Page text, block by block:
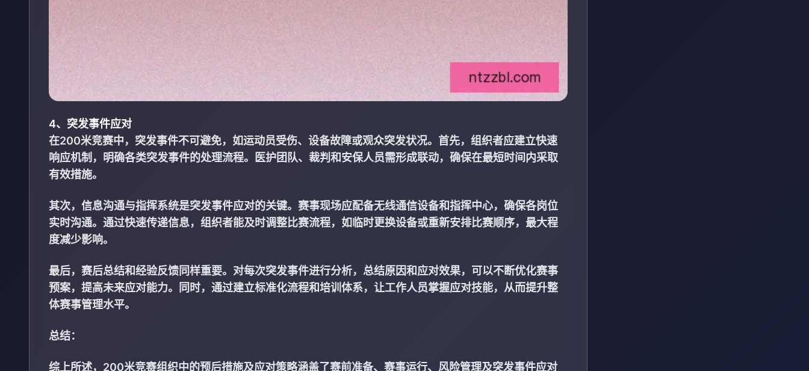
4、突发事件应对
在200米竞赛中，突发事件不可避免，如运动员受伤、设备故障或观众突发状况。首先，组织者应建立快速
响应机制，明确各类突发事件的处理流程。医护团队、裁判和安保人员需形成联动，确保在最短时间内采取
有效措施。
其次，信息沟通与指挥系统是突发事件应对的关键。赛事现场应配备无线通信设备和指挥中心，确保各岗位
实时沟通。通过快速传递信息，组织者能及时调整比赛流程，如临时更换设备或重新安排比赛顺序，最大程
度减少影响。
最后，赛后总结和经验反馈同样重要。对每次突发事件进行分析，总结原因和应对效果，可以不断优化赛事
预案，提高未来应对能力。同时，通过建立标准化流程和培训体系，让工作人员掌握应对技能，从而提升整
体赛事管理水平。
总结：
综上所述，200米竞赛组织中的预后措施及应对策略涵盖了赛前准备、赛事运行、风险管理及突发事件应对